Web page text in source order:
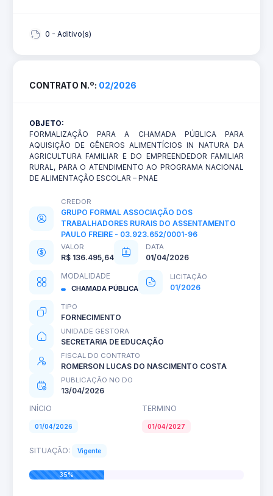
0 - Aditivo(s)
CONTRATO N.º: 02/2026
OBJETO:
FORMALIZAÇÃO PARA A CHAMADA PÚBLICA PARA
AQUISIÇÃO DE GÊNEROS ALIMENTÍCIOS IN NATURA DA
AGRICULTURA FAMILIAR E DO EMPREENDEDOR FAMILIAR
RURAL, PARA O ATENDIMENTO AO PROGRAMA NACIONAL
DE ALIMENTAÇÃO ESCOLAR – PNAE
CREDOR
GRUPO FORMAL ASSOCIAÇÃO DOS
TRABALHADORES RURAIS DO ASSENTAMENTO
PAULO FREIRE - 03.923.652/0001-96
VALOR
R$ 136.495,64
DATA
01/04/2026
MODALIDADE
CHAMADA PÚBLICA
LICITAÇÃO
01/2026
TIPO
FORNECIMENTO
UNIDADE GESTORA
SECRETARIA DE EDUCAÇÃO
FISCAL DO CONTRATO
ROMERSON LUCAS DO NASCIMENTO COSTA
PUBLICAÇÃO NO DO
13/04/2026
INÍCIO
TERMINO
01/04/2026 01/04/2027
SITUAÇÃO: Vigente
35%